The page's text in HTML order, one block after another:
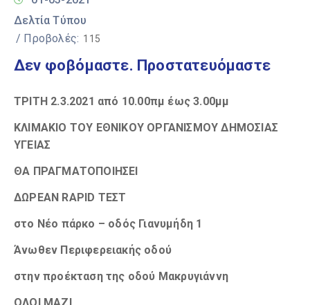
Δελτία Τύπου
/ Προβολές: 115
Δεν φοβόμαστε. Προστατευόμαστε
ΤΡΙΤΗ 2.3.2021 από 10.00πμ έως 3.00μμ
ΚΛΙΜΑΚΙΟ ΤΟΥ ΕΘΝΙΚΟΥ ΟΡΓΑΝΙΣΜΟΥ ΔΗΜΟΣΙΑΣ
ΥΓΕΙΑΣ
ΘΑ ΠΡΑΓΜΑΤΟΠΟΙΗΣΕΙ
ΔΩΡΕΑΝ RAPID ΤΕΣΤ
στο Νέο πάρκο – οδός Γιανυμήδη 1
Άνωθεν Περιφερειακής οδού
στην προέκταση της οδού Μακρυγιάννη